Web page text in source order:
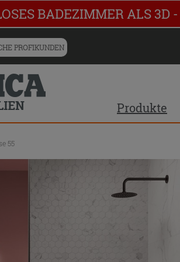
BADEZIMMER ALS 3D
PROFIKUNDEN
Produkte
55